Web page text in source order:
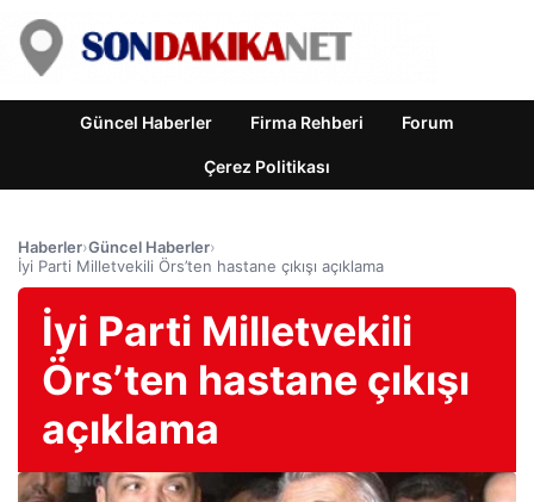
Güncel Haberler Firma Rehberi Forum
Çerez Politikası
Haberler›Güncel Haberler›
İyi Parti Milletvekili Örs’ten hastane çıkışı açıklama
İyi Parti Milletvekili
Örs’ten hastane çıkışı
açıklama